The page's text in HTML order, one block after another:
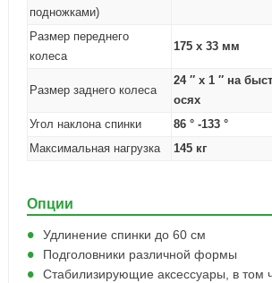
подножками)
Размер переднего
колеса
175 x 33 мм
Размер заднего колеса
24 ″ x 1 ″ на
осях
Угол наклона спинки
86 ° -133 °
Максимальная нагрузка
145 кг
Опции
Удлинение спинки до 60 см
Подголовники различной формы
Стабилизирующие аксессуары, в том